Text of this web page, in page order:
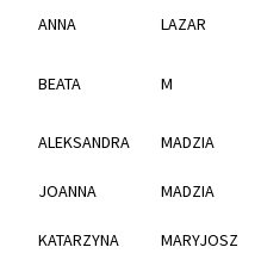
ANNA LAZAR
BEATA M
ALEKSANDRA MADZIA
JOANNA MADZIA
KATARZYNA MARYJOSZ